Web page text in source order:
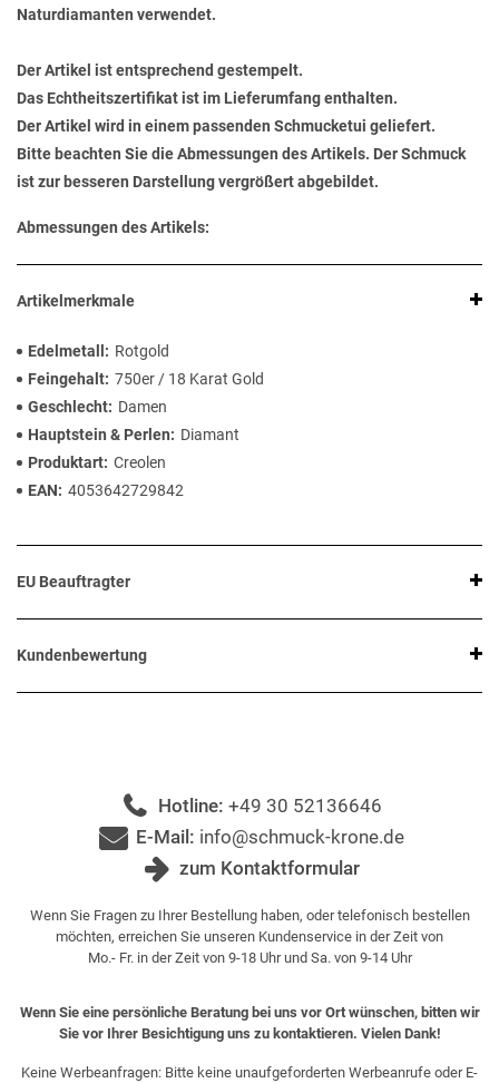
Naturdiamanten verwendet.
Der Artikel ist entsprechend gestempelt.
Das Echtheitszertifikat ist im Lieferumfang enthalten.
Der Artikel wird in einem passenden Schmucketui geliefert.
Bitte beachten Sie die Abmessungen des Artikels. Der Schmuck
ist zur besseren Darstellung vergrößert abgebildet.
Abmessungen des Artikels:
Artikelmerkmale
Edelmetall
Rotgold
Feingehalt 750er / 18 Karat Gold
Geschlecht
Damen
Hauptstein & Perlen
Diamant
Produktart Creolen
EAN
4053642729842
EU Beauftragter
Kundenbewertung
Hotline: +49 30 52136646
E-Mail: info@schmuck-krone.de
zum Kontaktformular
Wenn Sie Fragen zu Ihrer Bestellung haben, oder telefonisch bestellen
möchten, erreichen Sie unseren Kundenservice in der Zeit von
Mo.- Fr. in der Zeit von 9-18 Uhr und Sa. von 9-14 Uhr
Wenn Sie eine persönliche Beratung bei uns vor Ort wünschen, bitten wir
Sie vor Ihrer Besichtigung uns zu kontaktieren. Vielen Dank!
Keine Werbeanfragen: Bitte keine unaufgeforderten Werbeanrufe oder E-